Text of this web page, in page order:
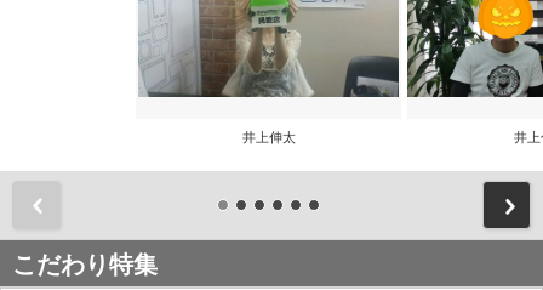
井上伸太 井上
こだわり特集